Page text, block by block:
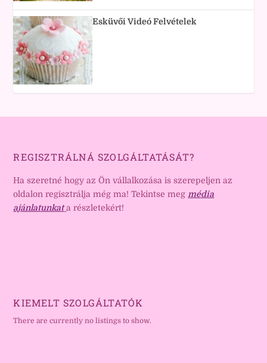
Esküvői Videó Felvételek
REGISZTRÁLNÁ SZOLGÁLTATÁSÁT?
Ha szeretné hogy az Ön vállalkozása is szerepeljen az
oldalon regisztrálja még ma! Tekintse meg média
ajánlatunkat a részletekért!
KIEMELT SZOLGÁLTATÓK
There are currently no listings to show.